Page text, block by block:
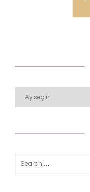
Arşiv
Arama: